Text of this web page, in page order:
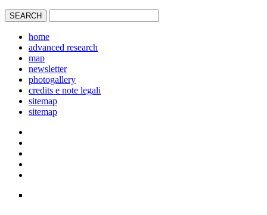
home
advanced research
map
newsletter
photogallery
credits e note legali
sitemap
sitemap